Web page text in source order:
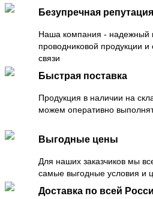
Безупречная репутация
Наша компания - надежный
проводниковой продукции
связи
Быстрая поставка
Продукция в наличии на
можем оперативно
Выгодные цены
Для наших заказчиков мы
самые выгодные условия и
Доставка по всей